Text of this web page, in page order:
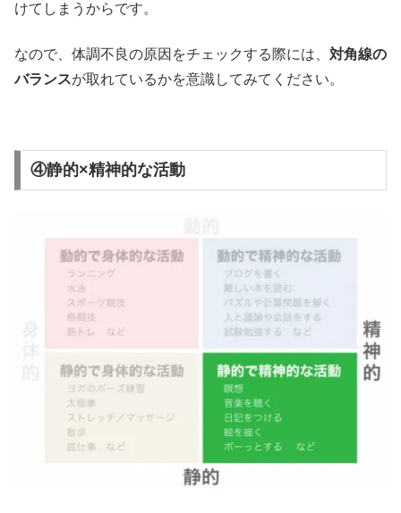
けてしまうからです。
なので、体調不良の原因をチェックする際には、 対角線の
バランスが取れているかを意識してみてください。
④静的×精神的な活動